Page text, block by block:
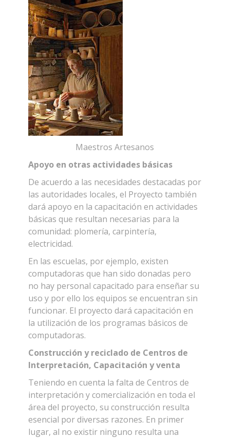
Maestros Artesanos
Apoyo en otras actividades básicas
De acuerdo a las necesidades destacadas por
las autoridades locales, el Proyecto también
dará apoyo en la capacitación en actividades
básicas que resultan necesarias para la
comunidad: plomería, carpintería,
electricidad.
En las escuelas, por ejemplo, existen
computadoras que han sido donadas pero
no hay personal capacitado para enseñar su
uso y por ello los equipos se encuentran sin
funcionar. El proyecto dará capacitación en
la utilización de los programas básicos de
computadoras.
Construcción y reciclado de Centros de
Interpretación, Capacitación y venta
Teniendo en cuenta la falta de Centros de
interpretación y comercialización en toda el
área del proyecto, su construcción resulta
esencial por diversas razones. En primer
lugar, al no existir ninguno resulta una